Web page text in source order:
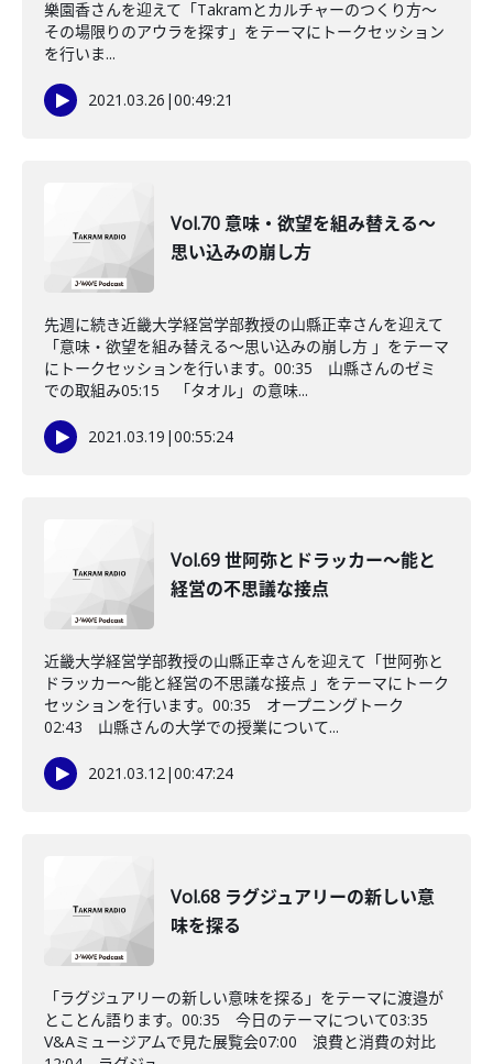
樂園香さんを迎えて「Takramとカルチャーのつくり方〜
その場限りのアウラを探す」をテーマにトークセッション
を行いま...
2021.03.26 |00:49:21
Vol.70 意味・欲望を組み替える～
思い込みの崩し方
先週に続き近畿大学経営学部教授の山縣正幸さんを迎えて
「意味・欲望を組み替える～思い込みの崩し方 」をテーマ
にトークセッションを行います。00:35 山縣さんのゼミ
での取組み05:15 「タオル」の意味...
2021.03.19 |00:55:24
Vol.69 世阿弥とドラッカー～能と
経営の不思議な接点
近畿大学経営学部教授の山縣正幸さんを迎えて「世阿弥と
ドラッカー～能と経営の不思議な接点 」をテーマにトーク
セッションを行います。00:35 オープニングトーク
02:43 山縣さんの大学での授業について...
2021.03.12|00:47:24
Vol.68 ラグジュアリーの新しい意
味を探る
「ラグジュアリーの新しい意味を探る」をテーマに渡邉が
とことん語ります。00:35 今日のテーマについて03:35
V&Aミュージアムで見た展覧会07:00 浪費と消費の対比